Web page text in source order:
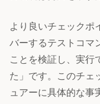
より良いチェックポ
バーするテストコマ
ことを検証し、実行
た」です。このチェ
ュアーに具体的な事